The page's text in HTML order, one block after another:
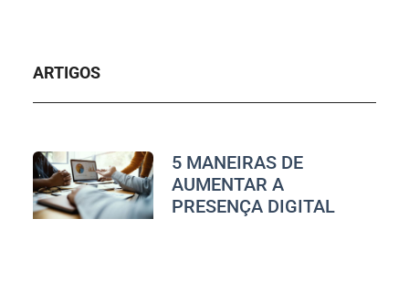
ARTIGOS
5 MANEIRAS DE
AUMENTAR A
PRESENÇA DIGITAL